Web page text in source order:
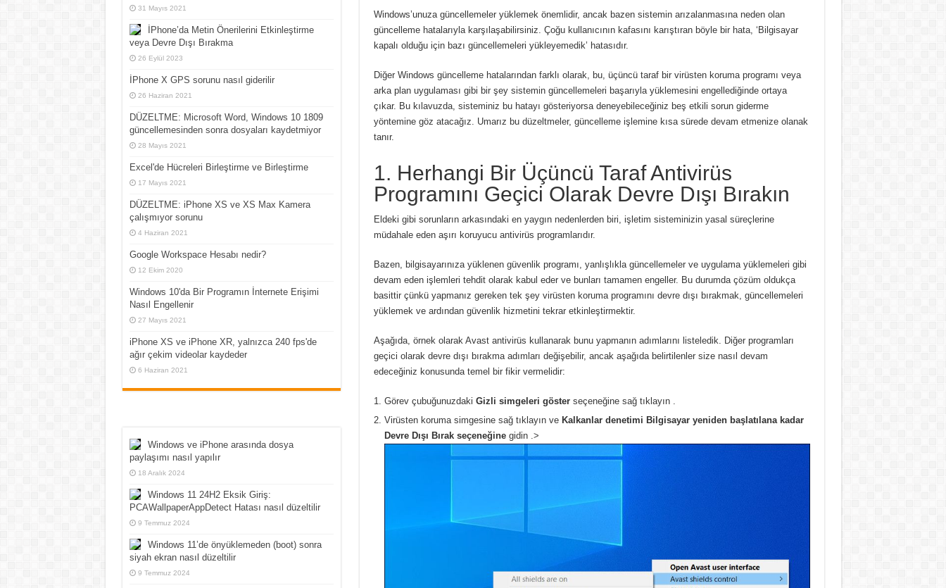
Windows’unuza güncellemeler yüklemek önemlidir, ancak bazen sistemin arızalanmasına neden olan
güncelleme hatalarıyla karşılaşabilirsiniz. Çoğu kullanıcının kafasını karıştıran böyle bir hata, ‘Bilgisayar
kapalı olduğu için bazı güncellemeleri yükleyemedik’ hatasıdır.
Diğer Windows güncelleme hatalarından farklı olarak, bu, üçüncü taraf bir virüsten koruma programı veya
arka plan uygulaması gibi bir şey sistemin güncellemeleri başarıyla yüklemesini engellediğinde ortaya
çıkar. Bu kılavuzda, sisteminiz bu hatayı gösteriyorsa deneyebileceğiniz beş etkili sorun giderme
yöntemine göz atacağız. Umarız bu düzeltmeler, güncelleme işlemine kısa sürede devam etmenize olanak
tanır.
1. Herhangi Bir Üçüncü Taraf Antivirüs
Programını Geçici Olarak Devre Dışı Bırakın
Eldeki gibi sorunların arkasındaki en yaygın nedenlerden biri, işletim sisteminizin yasal süreçlerine
müdahale eden aşırı koruyucu antivirüs programlarıdır.
Bazen, bilgisayarınıza yüklenen güvenlik programı, yanlışlıkla güncellemeler ve uygulama yüklemeleri gibi
devam eden işlemleri tehdit olarak kabul eder ve bunları tamamen engeller. Bu durumda çözüm oldukça
basittir çünkü yapmanız gereken tek şey virüsten koruma programını devre dışı bırakmak, güncellemeleri
yüklemek ve ardından güvenlik hizmetini tekrar etkinleştirmektir.
Aşağıda, örnek olarak Avast antivirüs kullanarak bunu yapmanın adımlarını listeledik. Diğer programları
geçici olarak devre dışı bırakma adımları değişebilir, ancak aşağıda belirtilenler size nasıl devam
edeceğiniz konusunda temel bir fikir vermelidir:
Görev çubuğunuzdaki Gizli simgeleri gösterseçeneğine sağ tıklayın .
Virüsten koruma simgesine sağ tıklayın ve Kalkanlar denetimi Bilgisayar yeniden başlatılana kadar
Devre Dışı Bırak seçeneğinegidin .>
31 Mayıs 2021
İPhone’da Metin Önerilerini Etkinleştirme
veya Devre Dışı Bırakma
26 Eylül 2023
İPhone X GPS sorunu nasıl giderilir
26 Haziran 2021
DÜZELTME: Microsoft Word, Windows 10 1809
güncellemesinden sonra dosyaları kaydetmiyor
28 Mayıs 2021
Excel'de Hücreleri Birleştirme ve Birleştirme
17 Mayıs 2021
DÜZELTME: iPhone XS ve XS Max Kamera
çalışmıyor sorunu
4 Haziran 2021
Google Workspace Hesabı nedir?
12 Ekim 2020
Windows 10'da Bir Programın İnternete Erişimi
Nasıl Engellenir
27 Mayıs 2021
iPhone XS ve iPhone XR, yalnızca 240 fps'de
ağır çekim videolar kaydeder
6 Haziran 2021
Windows ve iPhone arasında dosya
paylaşımı nasıl yapılır
18 Aralık 2024
Windows 11 24H2 Eksik Giriş:
PCAWallpaperAppDetect Hatası nasıl düzeltilir
9 Temmuz 2024
Windows 11’de önyüklemeden (boot) sonra
siyah ekran nasıl düzeltilir
9 Temmuz 2024